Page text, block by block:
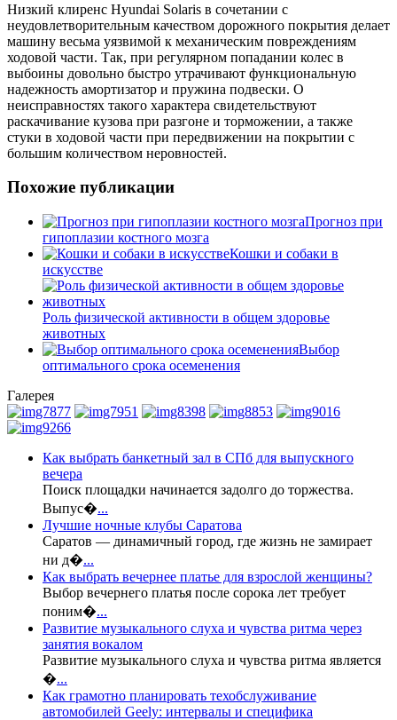
Низкий клиренс Hyundai Solaris в сочетании с
неудовлетворительным качеством дорожного покрытия делает
машину весьма уязвимой к механическим повреждениям
ходовой части. Так, при регулярном попадании колес в
выбоины довольно быстро утрачивают функциональную
надежность амортизатор и пружина подвески. О
неисправностях такого характера свидетельствуют
раскачивание кузова при разгоне и торможении, а также
стуки в ходовой части при передвижении на покрытии с
большим количеством неровностей.
Похожие публикации
Прогноз при
гипоплазии костного мозга
Кошки и собаки в
искусстве
Роль физической активности в общем здоровье
животных
Выбор
оптимального срока осеменения
Галерея
Как выбрать банкетный зал в СПб для выпускного
вечера
Поиск площадки начинается задолго до торжества.
Выпус�...
Лучшие ночные клубы Саратова
Саратов — динамичный город, где жизнь не замирает
ни д�...
Как выбрать вечернее платье для взрослой женщины?
Выбор вечернего платья после сорока лет требует
поним�...
Развитие музыкального слуха и чувства ритма через
занятия вокалом
Развитие музыкального слуха и чувства ритма является
�...
Как грамотно планировать техобслуживание
автомобилей Geely: интервалы и специфика